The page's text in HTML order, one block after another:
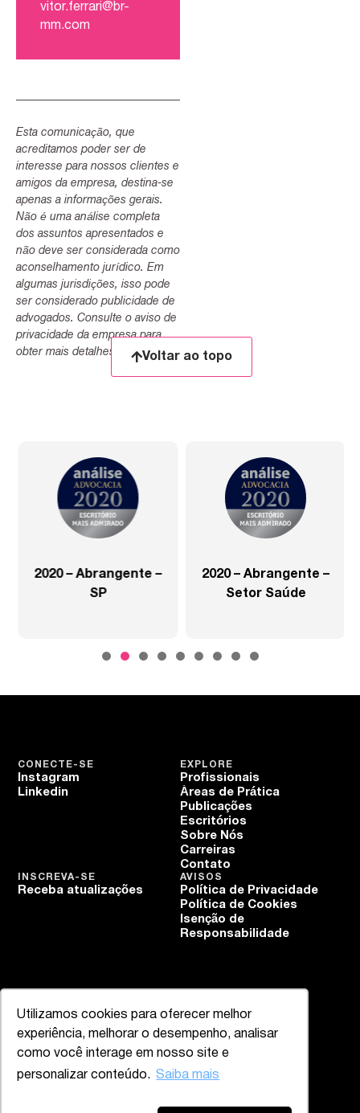
Utilizamos cookies para oferecer melhor
experiência, melhorar o desempenho, analisar
como você interage em nosso site e
personalizar conteúdo. Saiba mais
vitor.ferrari@br-
mm.com
Esta comunicação, que
acreditamos poder ser de
interesse para nossos clientes e
amigos da empresa, destina-se
apenas a informações gerais.
Não é uma análise completa
dos assuntos apresentados e
não deve ser considerada como
aconselhamento jurídico. Em
algumas jurisdições, isso pode
ser considerado publicidade de
advogados. Consulte o aviso de
privacidade da empresa para
obter mais detalhes.
Voltar ao topo
2020 – Abrangente –
SP
2020 – Abrangente –
Setor Saúde
EXPLORE
Profissionais
Áreas de Prática
Publicações
Escritórios
Sobre Nós
Carreiras
Contato
CONECTE-SE
Instagram
Linkedin
AVISOS
Política de Privacidade
Política de Cookies
Isenção de
Responsabilidade
INSCREVA-SE
Receba atualizações